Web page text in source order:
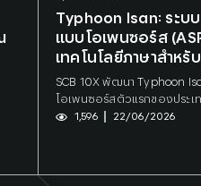
Tags: Research
Typhoon Isan: ระบ
แบบโอเพนซอร์ส
เทคโนโลยีภาษาสำหรั
SCB 10X พัฒนา Typhoon
โอเพนซอร์สตัวแรกของประเ
เข้าใจภาษาอีสาน โดยผสานชุ
1,596 22/06/2026